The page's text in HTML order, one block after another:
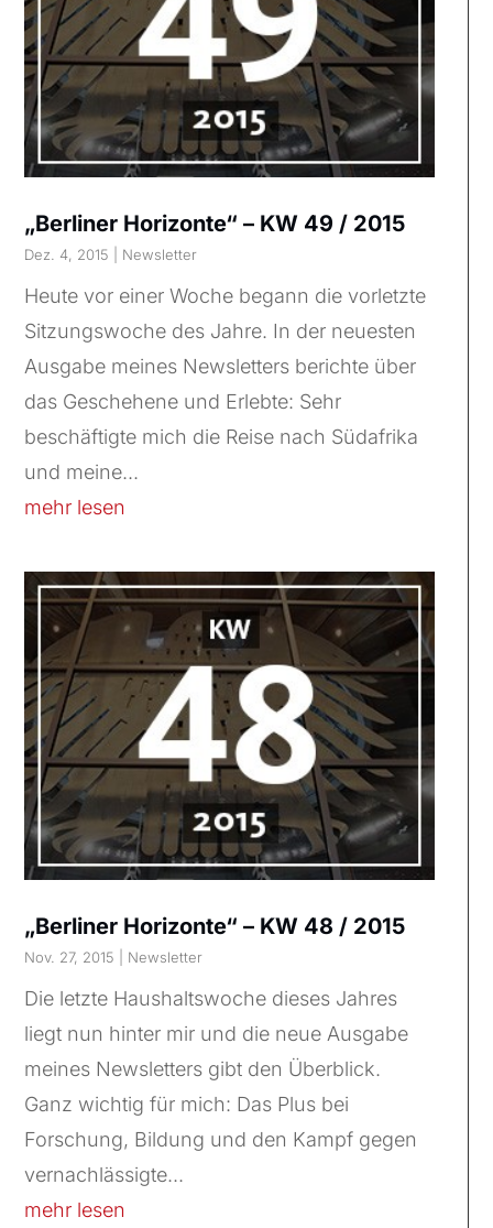
„Berliner Horizonte“ – KW 49 / 2015
Dez. 4, 2015 Newsletter
Heute vor einer Woche begann die vorletzte
Sitzungswoche des Jahre. In der neuesten
Ausgabe meines Newsletters berichte über
das Geschehene und Erlebte: Sehr
beschäftigte mich die Reise nach Südafrika
und meine...
mehr lesen
„Berliner Horizonte“ – KW 48 / 2015
Nov. 27, 2015 Newsletter
Die letzte Haushaltswoche dieses Jahres
liegt nun hinter mir und die neue Ausgabe
meines Newsletters gibt den Überblick.
Ganz wichtig für mich: Das Plus bei
Forschung, Bildung und den Kampf gegen
vernachlässigte...
mehr lesen